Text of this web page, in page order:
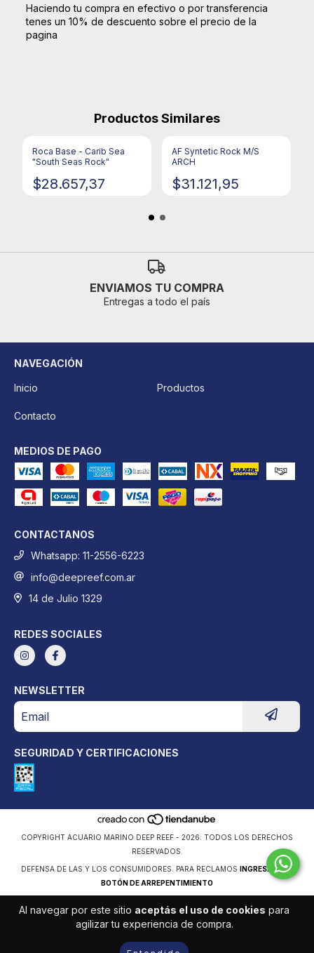
Al navegar por este sitio aceptás el uso de cookies para
agilizar tu experiencia de compra.
Haciendo tu compra en efectivo o por transferencia
tenes un 10% de descuento sobre el precio de la
pagina
Productos Similares
Roca Base - Carib Sea
"South Seas Rock"
$28.657,37
AF Syntetic Rock M/S
ARCH
$31.121,95
ENVIAMOS TU COMPRA
Entregas a todo el país
NAVEGACIÓN
Inicio Productos
Contacto
MEDIOS DE PAGO
CONTACTANOS
Whatsapp: 11-2556-6223
info@deepreef.com.ar
14 de Julio 1329
REDES SOCIALES
NEWSLETTER
SEGURIDAD Y CERTIFICACIONES
COPYRIGHT ACUARIO MARINO DEEP REEF - 2026. TODOS LOS DERECHOS
RESERVADOS.
DEFENSA DE LAS Y LOS CONSUMIDORES. PARA RECLAMOS
INGRESÁ ACÁ.
BOTÓN DE ARREPENTIMIENTO